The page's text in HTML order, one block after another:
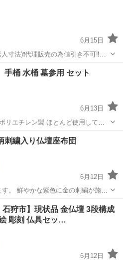
6月15日
寸法)❗代理販売の為値引き不可‼️プ
冠婚葬祭 新品
手桶 水桶 墓参用 セット
6月13日
は旭川1条通17丁目 ノークレーム
婚葬祭
繍入り仏壇座布団
6月12日
が施さ
らオンライン決済、 配達時Pa...
冠婚葬祭
石狩市】現状品 金仏壇 3段構成
彫刻 仏具セッ…
6月12日